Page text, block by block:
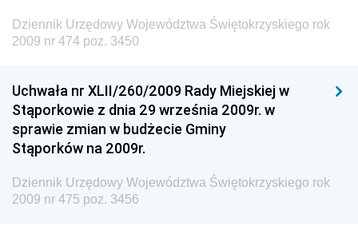
Dziennik Urzędowy Ministra Transportu, Budownictwa
i Gospodarki Morskiej
Dziennik Urzędowy Ministra Spraw Zagranicznych
Dziennik Urzędowy Centralnego Biura
Antykorupcyjnego
Wewnętrznego
Dziennik Urzędowy Urzędu Patentowego
Dziennik Urzędowy Województwa Świętokrzyskiego rok
2009 nr 474 poz. 3450
Uchwała nr XLII/260/2009 Rady Miejskiej w
Stąporkowie z dnia 29 września 2009r. w
sprawie zmian w budżecie Gminy
Stąporków na 2009r.
Dziennik Urzędowy Województwa Świętokrzyskiego rok
2009 nr 475 poz. 3456